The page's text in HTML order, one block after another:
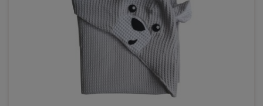
DO KOSZYKA